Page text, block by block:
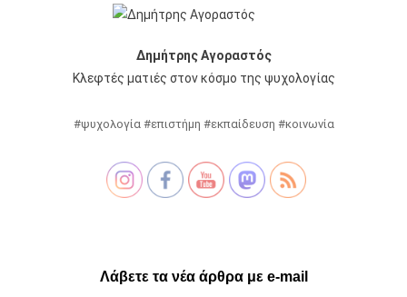
Δημήτρης Αγοραστός
Κλεφτές ματιές στον κόσμο της ψυχολογίας
#ψυχολογία #επιστήμη #εκπαίδευση #κοινωνία
Λάβετε τα νέα άρθρα με e-mail